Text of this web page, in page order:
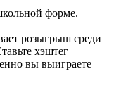
форме.
розыгрыш среди
хэштег
вы выиграете